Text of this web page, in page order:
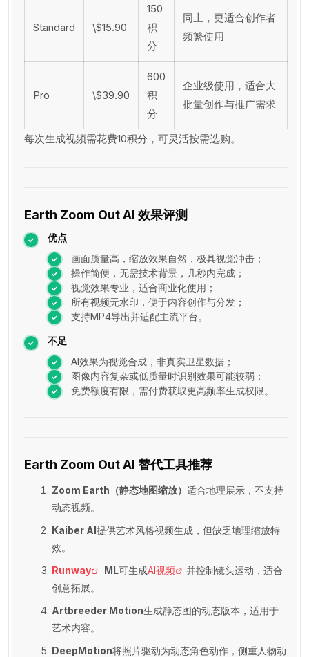
Standard \$15.90
150
积
分
同上，更适合创作者
频繁使用
Pro \$39.90
600
积
分
企业级使用，适合大
批量创作与推广需求
每次生成视频需花费10积分，可灵活按需选购。
Earth Zoom Out AI 效果评测
优点
画面质量高，缩放效果自然，极具视觉冲击；
操作简便，无需技术背景，几秒内完成；
视觉效果专业，适合商业化使用；
所有视频无水印，便于内容创作与分发；
支持MP4导出并适配主流平台。
不足
AI效果为视觉合成，非真实卫星数据；
图像内容复杂或低质量时识别效果可能较弱；
免费额度有限，需付费获取更高频率生成权限。
Earth Zoom Out AI 替代工具推荐
Zoom Earth（静态地图缩放） 适合地理展示，不支持
动态视频。
Kaiber AI提供艺术风格视频生成，但缺乏地理缩放特
效。
Runway
ML可生成AI视频
并控制镜头运动，适合
创意拓展。
Artbreeder Motion生成静态图的动态版本，适用于
艺术内容。
DeepMotion将照片驱动为动态角色动作，侧重人物动